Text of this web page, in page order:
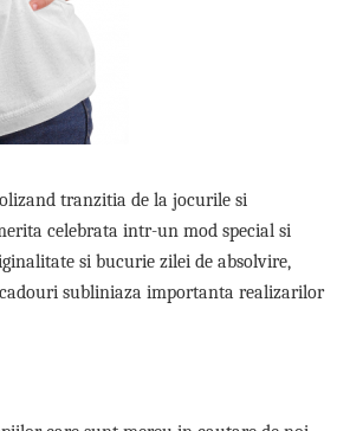
tranzitia de la jocurile si
celebrata intr-un mod special si
si bucurie zilei de absolvire,
subliniaza importanta realizarilor